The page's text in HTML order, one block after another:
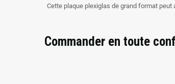
Cette plaque plexiglas de grand format
Commander en toute